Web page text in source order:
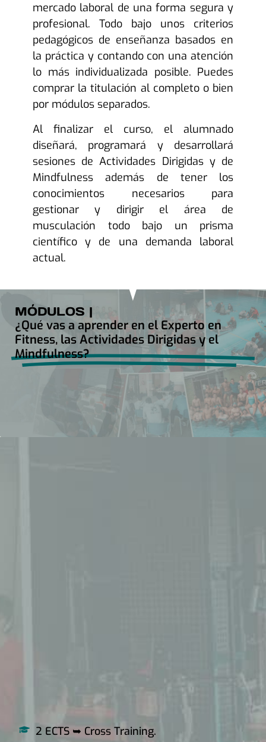
mercado laboral de una forma segura y
profesional. Todo bajo unos criterios
pedagógicos de enseñanza basados en
la práctica y contando con una atención
lo más individualizada posible. Puedes
comprar la titulación al completo o bien
por módulos separados.
Al finalizar el curso, el alumnado
diseñará, programará y desarrollará
sesiones de Actividades Dirigidas y de
Mindfulness además de tener los
conocimientos necesarios para
gestionar y dirigir el área de
musculación todo bajo un prisma
científico y de una demanda laboral
actual.
MÓDULOS |
¿Qué vas a aprender en el Experto en
Fitness, las Actividades Dirigidas y el
Mindfulness?
2 ECTS ➥ Cross Training.